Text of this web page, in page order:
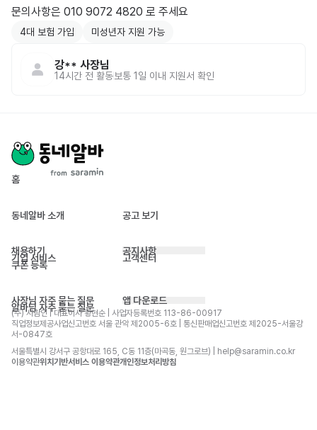
문의사항은 010 9072 4820 로 주세요
4대 보험 가입 미성년자 지원 가능
강** 사장님
14시간 전 활동보통 1일 이내 지원서 확인
홈
동네알바 소개 공고 보기
채용하기
기업 서비스
쿠폰 등록
공지사항
고객센터
사장님 자주 묻는 질문
알바님 자주 묻는 질문
앱 다운로드
(주) 사람인 | 대표이사 황현순 | 사업자등록번호 113-86-00917
직업정보제공사업신고번호 서울 관악 제2005-6호 | 통신판매업신고번호 제2025-서울강
서-0847호
서울특별시 강서구 공항대로 165, C동 11층(마곡동, 원그로브) | help@saramin.co.kr
이용약관위치기반서비스 이용약관개인정보처리방침